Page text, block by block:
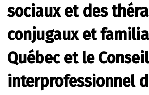
sociaux et des
conjugaux et
Québec et le Conseil
interprofessionnel